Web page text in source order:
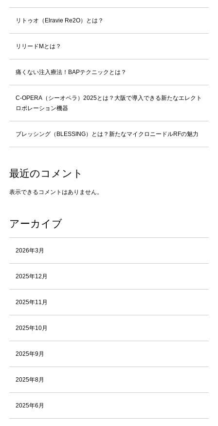
リトゥオ（Elravie Re2O）とは？
リリードMとは？
痛くない注入療法！BAPテクニックとは？
C-OPERA（シーオペラ）2025とは？大阪で導入できる新たなエレクト
ロポレーション機器
ブレッシング（BLESSING）とは？新たなマイクロニードルRFの魅力
最近のコメント
表示できるコメントはありません。
アーカイブ
2026年3月
2025年12月
2025年11月
2025年10月
2025年9月
2025年8月
2025年6月